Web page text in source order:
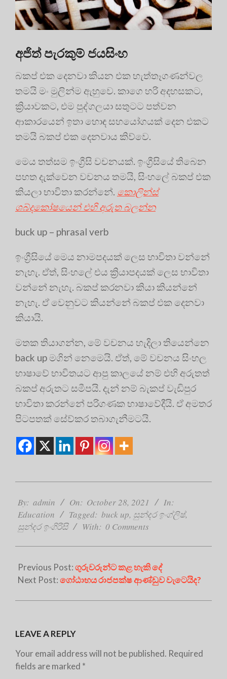
අජිත් පැරකුම් ජයසිංහ
බකප් එක දෙනවා කියන එක හැත්තෑගණන්වල
තමයි මං මුලින්ම ඇහුවෙ. කාගෙ හරි අදහසකට,
ක්‍රියාවකට, එම පුද්ගලයා සතුටට පත්වන
ආකාරයෙන් ඉතා හොඳ සහයෝගයක් දෙන එකට
තමයි බකප් එක දෙනවාය කිව්වෙ.
මෙය තත්සම ඉංග්‍රීසි වචනයක්. ඉංග්‍රීසියේ තිබෙන
පහත දැක්වෙන වචනය තමයි, සිංහලේ බකප් එක
කියලා භාවිතා කරන්නේ. කොලින්ස්
ශබ්දකෝෂයෙන් එහි අරුත බලන්න
buck up – phrasal verb
ඉංග්‍රීසියේ මෙය නාමපදයක් ලෙස භාවිතා වන්නේ
නැහැ. ඒත්, සිංහලේ එය ක්‍රියාපදයක් ලෙස භාවිතා
වන්නේ නැහැ. බකප් කරනවා කියා කියන්නේ
නැහැ. ඒ වෙනුවට කියන්නේ බකප් එක දෙනවා
කියායි.
මතක තියාගන්න, මේ වචනය හැදිලා තියෙන්නෙ
back up මගින් නෙමෙයි. ඒත්, මේ වචනය සිංහල
භාෂාවේ භාවිතයට ආපු කාලයේ නම් එහි අරුතත්
බකප් අරුතට සමීපයි. දැන් නම් බැකප් වැඩිපුර
භාවිතා කරන්නේ පරිගණක භාෂාවේදීයි. ඒ අමතර
පිටපතක් සේව්කර තබාගැනීමටයි.
10-
28
By: admin On: October 28, 2021
In:
Education
Tagged: buck up, සුන්දර ඉංග්ලිෂ්,
සුන්දර ඉංගිරිසි
With: 0 Comments
Previous Post:ගුරුවරුන්ට කළ හැකි දේ
Next Post:ගෝඨාභය රාජපක්ෂ ආණ්ඩුව වැටෙයිද?
LEAVE A REPLY
Your email address will not be published. Required
fields are marked *